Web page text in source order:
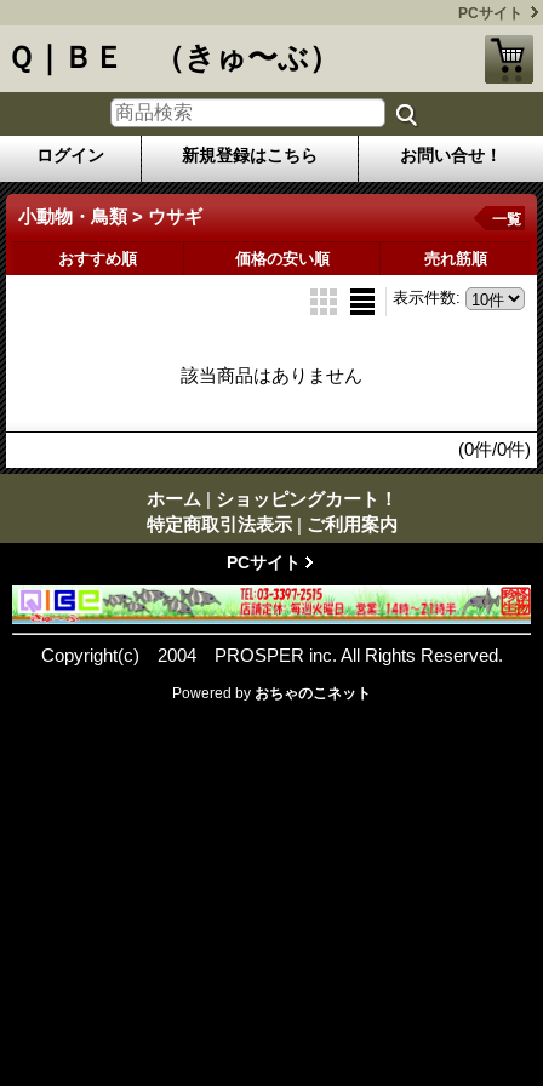
PCサイト
Ｑ｜ＢＥ （きゅ〜ぶ）
ログイン 新規登録はこちら お問い合せ！
小動物・鳥類 > ウサギ 一覧
おすすめ順 価格の安い順 売れ筋順
表示件数:
該当商品はありません
(0件/0件)
ホーム | ショッピングカート！
特定商取引法表示 | ご利用案内
PCサイト
Copyright(c) 2004 PROSPER inc. All Rights Reserved.
Powered by おちゃのこネット